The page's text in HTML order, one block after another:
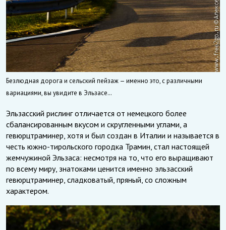
Безлюдная дорога и сельский пейзаж — именно это, с различными
вариациями, вы увидите в Эльзасе…
Эльзасский рислинг отличается от немецкого более
сбалансированным вкусом и скругленными углами, а
гевюрцтраминер, хотя и был создан в Италии и называется в
честь южно-тирольского городка Трамин, стал настоящей
жемчужиной Эльзаса: несмотря на то, что его выращивают
по всему миру, знатоками ценится именно эльзасский
гевюрцтраминер, сладковатый, пряный, со сложным
характером.